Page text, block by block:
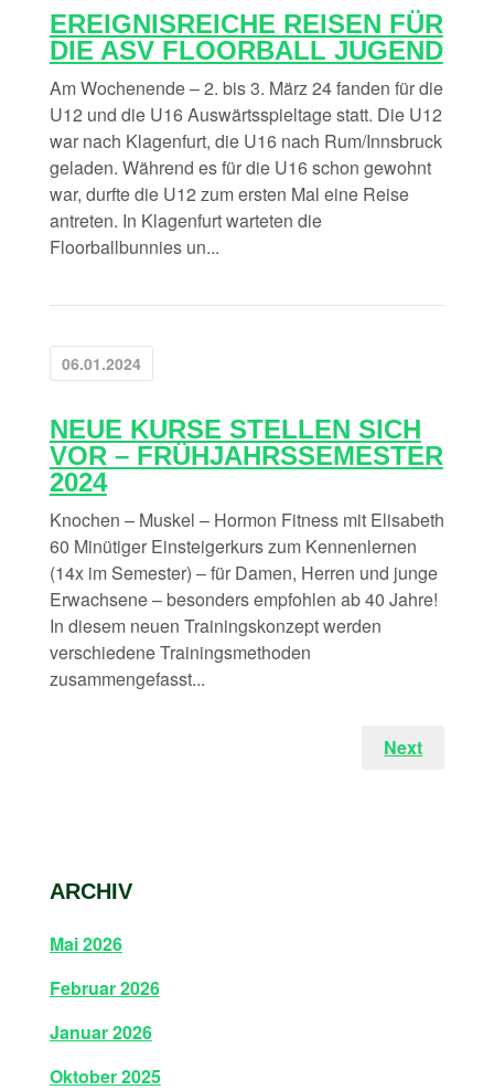
EREIGNISREICHE REISEN FÜR
DIE ASV FLOORBALL JUGEND
Am Wochenende – 2. bis 3. März 24 fanden für die
U12 und die U16 Auswärtsspieltage statt. Die U12
war nach Klagenfurt, die U16 nach Rum/Innsbruck
geladen. Während es für die U16 schon gewohnt
war, durfte die U12 zum ersten Mal eine Reise
antreten. In Klagenfurt warteten die
Floorballbunnies un...
NEUE KURSE STELLEN SICH
VOR – FRÜHJAHRSSEMESTER
2024
Knochen – Muskel – Hormon Fitness mit Elisabeth
60 Minütiger Einsteigerkurs zum Kennenlernen
(14x im Semester) – für Damen, Herren und junge
Erwachsene – besonders empfohlen ab 40 Jahre!
In diesem neuen Trainingskonzept werden
verschiedene Trainingsmethoden
zusammengefasst...
06.01.2024
Next
ARCHIV
Mai 2026
Februar 2026
Januar 2026
Oktober 2025